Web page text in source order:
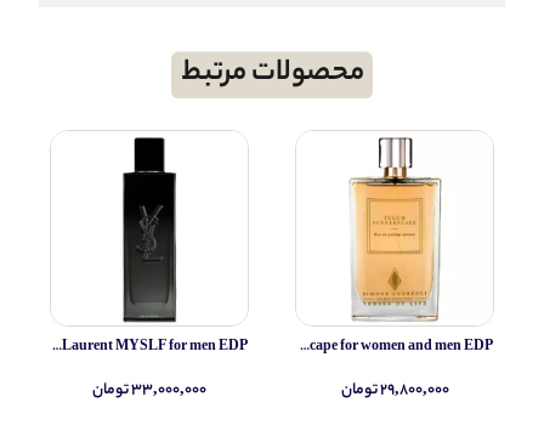
محصولات مرتبط
Simone Andreoli Tulum Junglescape for women and men EDP
۲۹,۸۰۰,۰۰۰ تومان
Yves Saint Laurent MYSLF for men EDP
۳۳,۰۰۰,۰۰۰ تومان